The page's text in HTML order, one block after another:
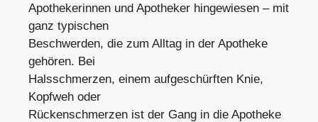
Apothekerinnen und Apotheker hingewiesen – mit
ganz typischen
Beschwerden, die zum Alltag in der Apotheke
gehören. Bei
Halsschmerzen, einem aufgeschürften Knie,
Kopfweh oder
Rückenschmerzen ist der Gang in die Apotheke